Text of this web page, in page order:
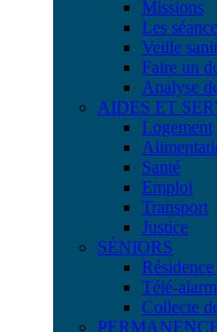
Missions
Les
Veille
Faire un
Analyse
AIDES ET
Logement
Santé
Emploi
Transport
Justice
SÉNIORS
Télé-
Collecte